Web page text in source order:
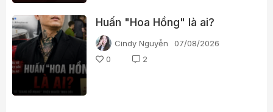
Huấn "Hoa Hồng" là ai?
Cindy Nguyễn
07/08/2026
0
2